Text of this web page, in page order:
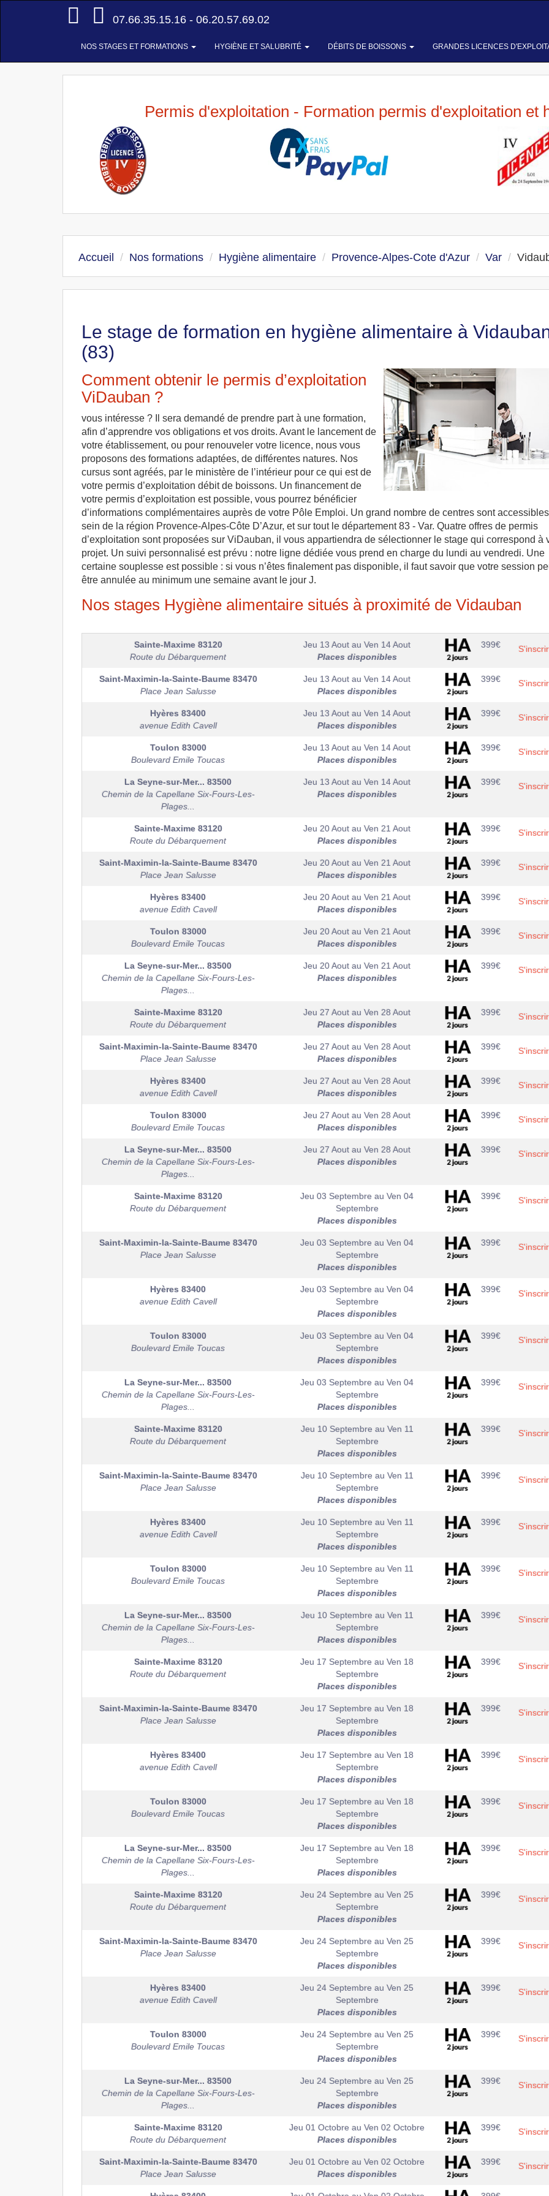
Accueil
07.66.35.15.16 - 06.20.57.69.02
NOS STAGES ET FORMATIONS HYGIÈNE ET SALUBRITÉ DÉBITS DE BOISSONS GRANDES LICENCES
Permis d'exploitation - Formation permis d'exploitation et
Accueil Nos formations Hygiène alimentaire Provence-Alpes-Cote d'Azur Var
Le stage de formation en hygiène alimentaire à
(83)
Comment obtenir le permis d’exploitation
ViDauban ?
vous intéresse ? Il sera demandé de prendre part à une formation,
afin d’apprendre vos obligations et vos droits. Avant le lancement de
votre établissement, ou pour renouveler votre licence, nous vous
proposons des formations adaptées, de différentes natures. Nos
cursus sont agréés, par le ministère de l’intérieur pour ce qui est de
votre permis d’exploitation débit de boissons. Un financement de
votre permis d’exploitation est possible, vous pourrez bénéficier
d’informations complémentaires auprès de votre Pôle Emploi. Un grand nombre de centres sont
sein de la région Provence-Alpes-Côte D’Azur, et sur tout le département 83 - Var. Quatre offres de permis
d’exploitation sont proposées sur ViDauban, il vous appartiendra de sélectionner le stage qui correspond à
projet. Un suivi personnalisé est prévu : notre ligne dédiée vous prend en charge du lundi au vendredi. Une
certaine souplesse est possible : si vous n’êtes finalement pas disponible, il faut savoir que votre session
être annulée au minimum une semaine avant le jour J.
Nos stages Hygiène alimentaire situés à proximité de Vidauban
Sainte-Maxime 83120
Route du Débarquement
Jeu 13 Aout au Ven 14 Aout
Places disponibles
399€
Saint-Maximin-la-Sainte-Baume 83470
Place Jean Salusse
Jeu 13 Aout au Ven 14 Aout
Places disponibles
399€
Hyères 83400
avenue Edith Cavell
Jeu 13 Aout au Ven 14 Aout
Places disponibles
399€
Toulon 83000
Boulevard Emile Toucas
Jeu 13 Aout au Ven 14 Aout
Places disponibles
399€
La Seyne-sur-Mer... 83500
Chemin de la Capellane Six-Fours-Les-
Plages...
Jeu 13 Aout au Ven 14 Aout
Places disponibles
399€
Sainte-Maxime 83120
Route du Débarquement
Jeu 20 Aout au Ven 21 Aout
Places disponibles
399€
Saint-Maximin-la-Sainte-Baume 83470
Place Jean Salusse
Jeu 20 Aout au Ven 21 Aout
Places disponibles
399€
Hyères 83400
avenue Edith Cavell
Jeu 20 Aout au Ven 21 Aout
Places disponibles
399€
Toulon 83000
Boulevard Emile Toucas
Jeu 20 Aout au Ven 21 Aout
Places disponibles
399€
La Seyne-sur-Mer... 83500
Chemin de la Capellane Six-Fours-Les-
Plages...
Jeu 20 Aout au Ven 21 Aout
Places disponibles
399€
Sainte-Maxime 83120
Route du Débarquement
Jeu 27 Aout au Ven 28 Aout
Places disponibles
399€
Saint-Maximin-la-Sainte-Baume 83470
Place Jean Salusse
Jeu 27 Aout au Ven 28 Aout
Places disponibles
399€
Hyères 83400
avenue Edith Cavell
Jeu 27 Aout au Ven 28 Aout
Places disponibles
399€
Toulon 83000
Boulevard Emile Toucas
Jeu 27 Aout au Ven 28 Aout
Places disponibles
399€
La Seyne-sur-Mer... 83500
Chemin de la Capellane Six-Fours-Les-
Plages...
Jeu 27 Aout au Ven 28 Aout
Places disponibles
399€
Sainte-Maxime 83120
Route du Débarquement
Jeu 03 Septembre au Ven 04
Septembre
Places disponibles
399€
Saint-Maximin-la-Sainte-Baume 83470
Place Jean Salusse
Jeu 03 Septembre au Ven 04
Septembre
Places disponibles
399€
Hyères 83400
avenue Edith Cavell
Jeu 03 Septembre au Ven 04
Septembre
Places disponibles
399€
Toulon 83000
Boulevard Emile Toucas
Jeu 03 Septembre au Ven 04
Septembre
Places disponibles
399€
La Seyne-sur-Mer... 83500
Chemin de la Capellane Six-Fours-Les-
Plages...
Jeu 03 Septembre au Ven 04
Septembre
Places disponibles
399€
Sainte-Maxime 83120
Route du Débarquement
Jeu 10 Septembre au Ven 11
Septembre
Places disponibles
399€
Saint-Maximin-la-Sainte-Baume 83470
Place Jean Salusse
Jeu 10 Septembre au Ven 11
Septembre
Places disponibles
399€
Hyères 83400
avenue Edith Cavell
Jeu 10 Septembre au Ven 11
Septembre
Places disponibles
399€
Toulon 83000
Boulevard Emile Toucas
Jeu 10 Septembre au Ven 11
Septembre
Places disponibles
399€
La Seyne-sur-Mer... 83500
Chemin de la Capellane Six-Fours-Les-
Plages...
Jeu 10 Septembre au Ven 11
Septembre
Places disponibles
399€
Sainte-Maxime 83120
Route du Débarquement
Jeu 17 Septembre au Ven 18
Septembre
Places disponibles
399€
Saint-Maximin-la-Sainte-Baume 83470
Place Jean Salusse
Jeu 17 Septembre au Ven 18
Septembre
Places disponibles
399€
Hyères 83400
avenue Edith Cavell
Jeu 17 Septembre au Ven 18
Septembre
Places disponibles
399€
Toulon 83000
Boulevard Emile Toucas
Jeu 17 Septembre au Ven 18
Septembre
Places disponibles
399€
La Seyne-sur-Mer... 83500
Chemin de la Capellane Six-Fours-Les-
Plages...
Jeu 17 Septembre au Ven 18
Septembre
Places disponibles
399€
Sainte-Maxime 83120
Route du Débarquement
Jeu 24 Septembre au Ven 25
Septembre
Places disponibles
399€
Saint-Maximin-la-Sainte-Baume 83470
Place Jean Salusse
Jeu 24 Septembre au Ven 25
Septembre
Places disponibles
399€
Hyères 83400
avenue Edith Cavell
Jeu 24 Septembre au Ven 25
Septembre
Places disponibles
399€
Toulon 83000
Boulevard Emile Toucas
Jeu 24 Septembre au Ven 25
Septembre
Places disponibles
399€
La Seyne-sur-Mer... 83500
Chemin de la Capellane Six-Fours-Les-
Plages...
Jeu 24 Septembre au Ven 25
Septembre
Places disponibles
399€
Sainte-Maxime 83120
Route du Débarquement
Jeu 01 Octobre au Ven 02 Octobre
Places disponibles
399€
Saint-Maximin-la-Sainte-Baume 83470
Place Jean Salusse
Jeu 01 Octobre au Ven 02 Octobre
Places disponibles
399€